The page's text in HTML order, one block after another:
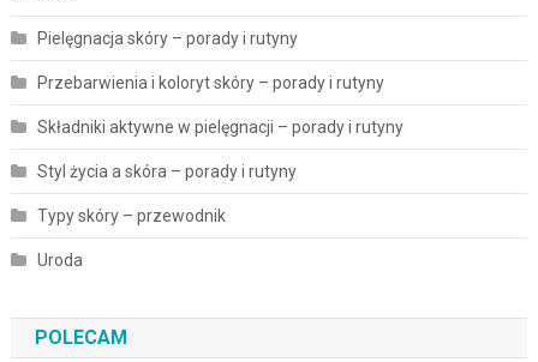
Pielęgnacja skóry – porady i rutyny
Przebarwienia i koloryt skóry – porady i rutyny
Składniki aktywne w pielęgnacji – porady i rutyny
Styl życia a skóra – porady i rutyny
Typy skóry – przewodnik
Uroda
POLECAM